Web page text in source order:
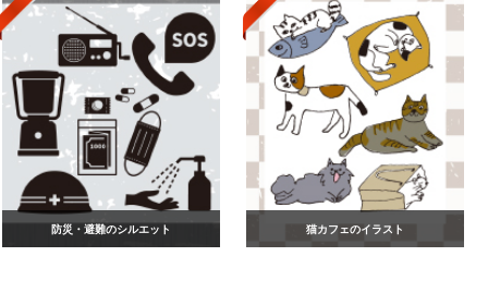
防災・避難のシルエット 猫カフェのイラスト